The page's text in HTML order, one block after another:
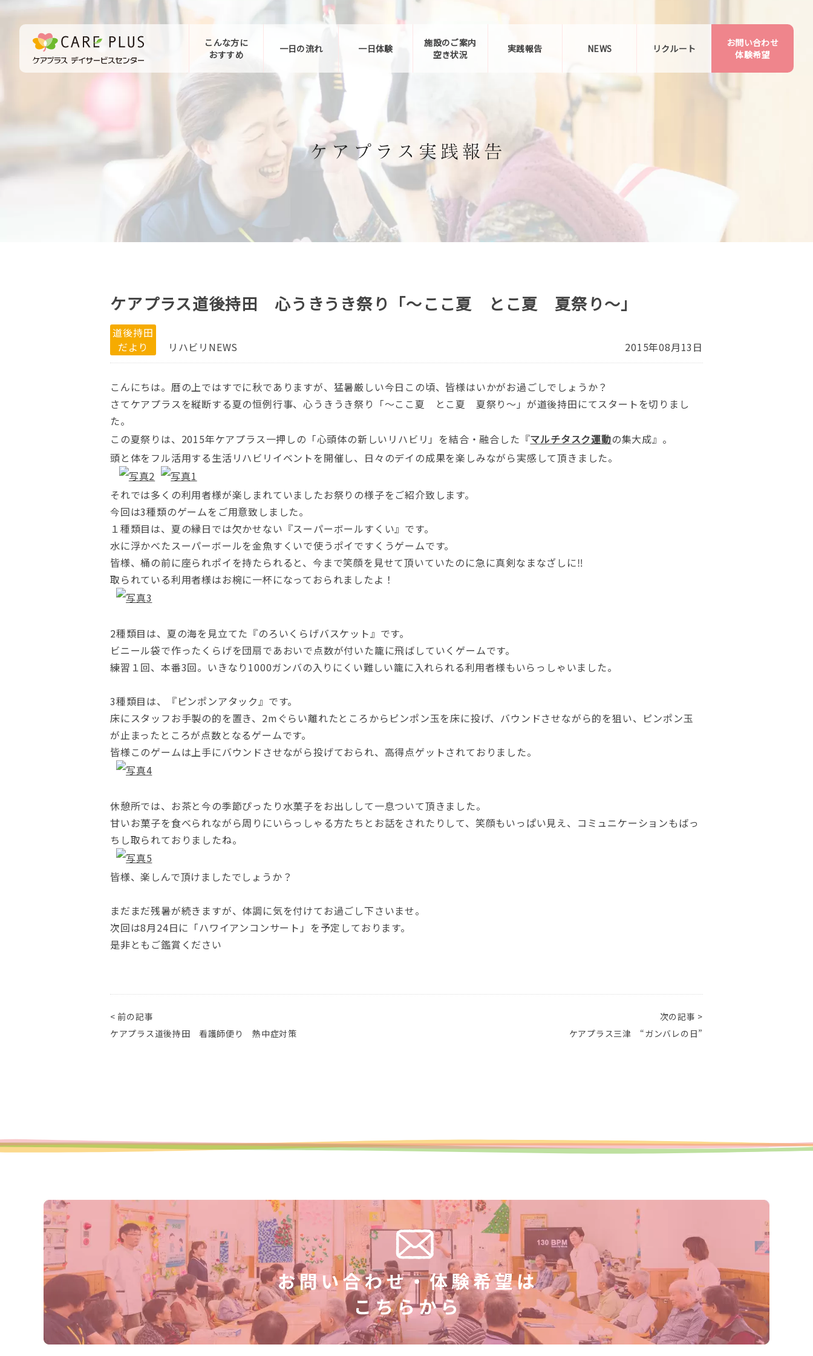
こんな方に
おすすめ
一日の流れ 一日体験
施設のご案内
空き状況
実践報告 NEWS リクルート
お問い合わせ
お問い合わせ
体験希望
ケアプラス道後持田 心うきうき祭り「～ここ夏 とこ夏 夏祭り～」
道後持田
だより
リハビリNEWS 2015年08月13日
こんにちは。 暦の上ではすでに秋でありますが、猛暑厳しい今日この頃、皆様はいかがお過ごしでしょうか？
さてケアプラスを縦断する夏の恒例行事、心うきうき祭り「～ここ夏 とこ夏 夏祭り～」が道後持田にてスタートを切りまし
た。
この夏祭りは、2015年ケアプラス一押しの「心頭体の新しいリハビリ」を結合・融合した『マルチタスク運動の集大成』。
頭と体をフル活用する生活リハビリイベントを開催し、日々のデイの成果を楽しみながら実感して頂きました。
それでは多くの利用者様が楽しまれていましたお祭りの様子をご紹介致します。
今回は3種類のゲームをご用意致しました。
１種類目は、夏の縁日では欠かせない『スーパーボールすくい』です。
水に浮かべたスーパーボールを金魚すくいで使うポイですくうゲームです。
皆様、桶の前に座られポイを持たられると、今まで笑顔を見せて頂いていたのに急に真剣なまなざしに‼
取られている利用者様はお椀に一杯になっておられましたよ！
2種類目は、夏の海を見立てた『のろいくらげバスケット』です。
ビニール袋で作ったくらげを団扇であおいで点数が付いた籠に飛ばしていくゲームです。
練習１回、本番3回。いきなり1000ガンバの入りにくい難しい籠に入れられる利用者様もいらっしゃいました。
3種類目は、『ピンポンアタック』です。
床にスタッフお手製の的を置き、2mぐらい離れたところからピンポン玉を床に投げ、バウンドさせながら的を狙い、ピンポン玉
が止まったところが点数となるゲームです。
皆様このゲームは上手にバウンドさせながら投げておられ、高得点ゲットされておりました。
休憩所では、お茶と今の季節ぴったり水菓子をお出しして一息ついて頂きました。
甘いお菓子を食べられながら周りにいらっしゃる方たちとお話をされたりして、笑顔もいっぱい見え、コミュニケーションもばっ
ちし取られておりましたね。
皆様、楽しんで頂けましたでしょうか？
まだまだ残暑が続きますが、体調に気を付けてお過ごし下さいませ。
次回は8月24日に「ハワイアンコンサート」を予定しております。
是非ともご鑑賞ください
< 前の記事
ケアプラス道後持田 看護師便り 熱中症対策
次の記事 >
ケアプラス三津 “ガンバレの日”